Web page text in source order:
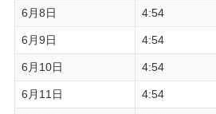
6月8日 4:54
6月9日 4:54
6月10日 4:54
6月11日 4:54